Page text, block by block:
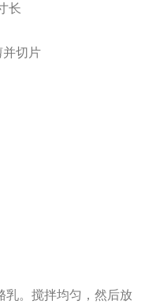
长
并切片
乳。搅拌均匀，然后放